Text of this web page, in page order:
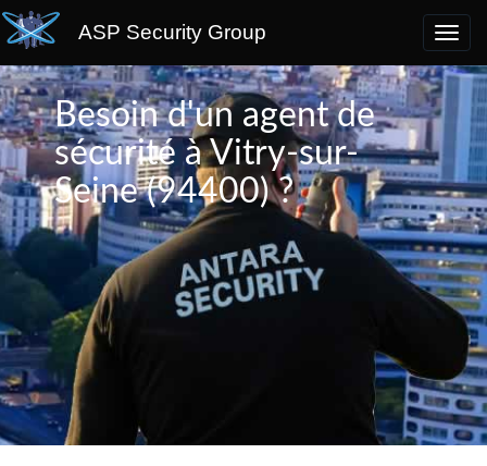
ASP Security Group
Besoin d'un agent de
sécurité à Vitry-sur-
Seine (94400) ?